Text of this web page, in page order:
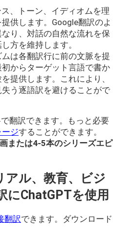
、トーン、イディオムを理
供します。Google翻訳のよ
り、対話の自然な流れを保
方を維持します。
は各翻訳行に前の文脈を提
からターゲット言語で書か
提供します。これにより、
う逐語訳を避けることがで
翻訳できます。もっと必要
ジすることができます。
または4-5本のシリーズエピ
アル、教育、ビジ
にChatGPTを使用
翻訳できます。ダウンロード